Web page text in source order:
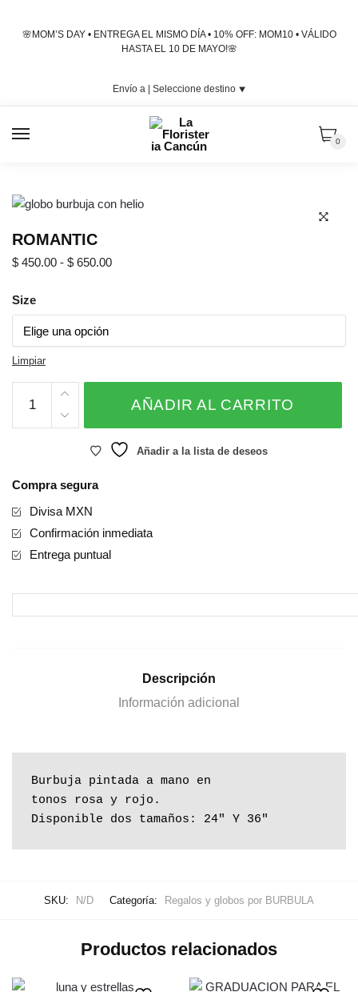
🌸MOM’S DAY • ENTREGA EL MISMO DÍA • 10% OFF: MOM10 • VÁLIDO
HASTA EL 10 DE MAYO!🌸
Envío a | Seleccione destino⯆
0
ROMANTIC
$ 450.00 - $ 650.00Rango
desde
Size
Limpiar
ROMANTIC
cantidad
AÑADIR AL CARRITO
Añadir a la lista de deseos
Compra segura
Divisa MXN
Confirmación inmediata
Entrega puntual
Descripción
Información adicional
Burbuja pintada a mano en
tonos rosa y rojo.
Disponible dos tamaños: 24" Y 36"
SKU: N/D Categoría: Regalos y globos por BURBULA
Productos relacionados